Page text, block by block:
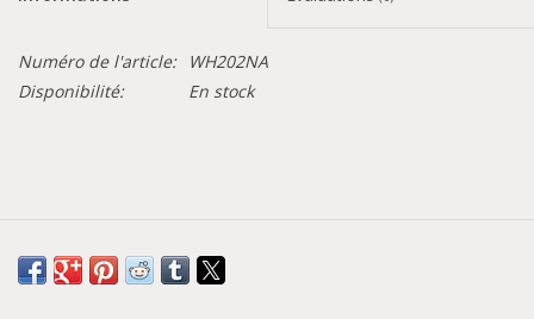
Numéro de l'article:
WH202NA
Disponibilité:
En stock